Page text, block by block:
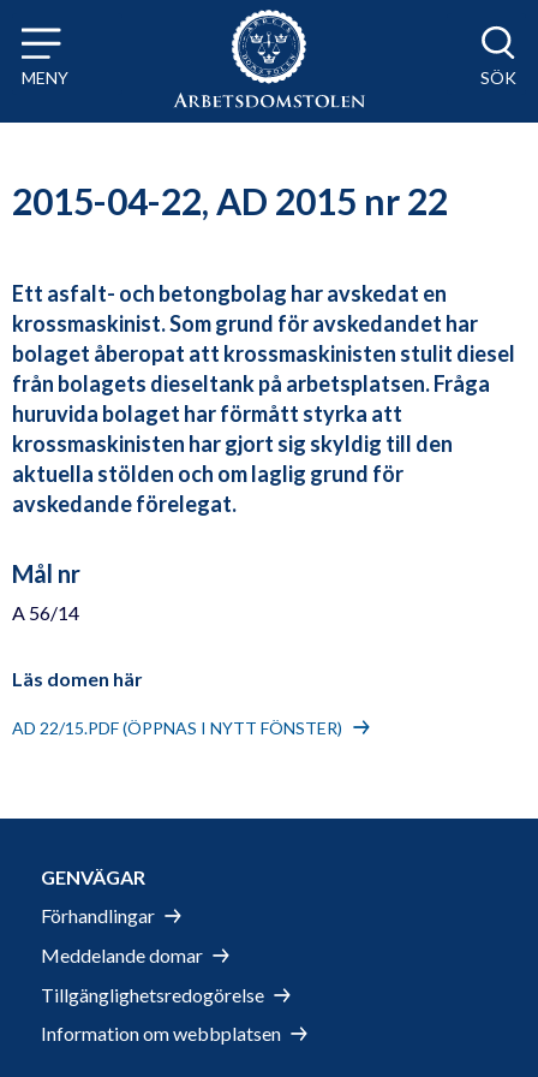
Till innehåll på sidan x
MENY SÖK
2015-04-22, AD 2015 nr 22
Ett asfalt- och betongbolag har avskedat en
krossmaskinist. Som grund för avskedandet har
bolaget åberopat att krossmaskinisten stulit diesel
från bolagets dieseltank på arbetsplatsen. Fråga
huruvida bolaget har förmått styrka att
krossmaskinisten har gjort sig skyldig till den
aktuella stölden och om laglig grund för
avskedande förelegat.
Mål nr
A 56/14
Läs domen här
AD 22/15.PDF (ÖPPNAS I NYTT FÖNSTER)
GENVÄGAR
Förhandlingar
Meddelande domar
Tillgänglighetsredogörelse
Information om webbplatsen